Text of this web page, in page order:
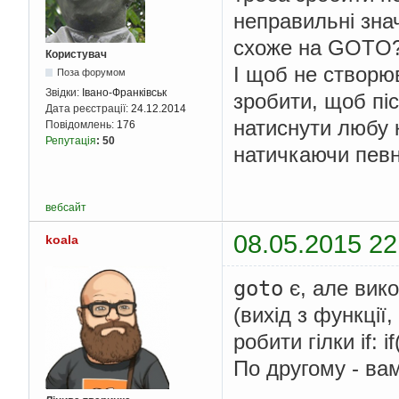
Користувач
Поза форумом
Звідки: Івано-Франківськ
Дата реєстрації: 24.12.2014
Повідомлень: 176
Репутація: 50
неправильні
схоже на
І щоб не
зробити, щоб
натиснути любу
натичкаючи
вебсайт
koala 08.05.2015
goto є, але
(вихід з
робити гілки if:
По другому -